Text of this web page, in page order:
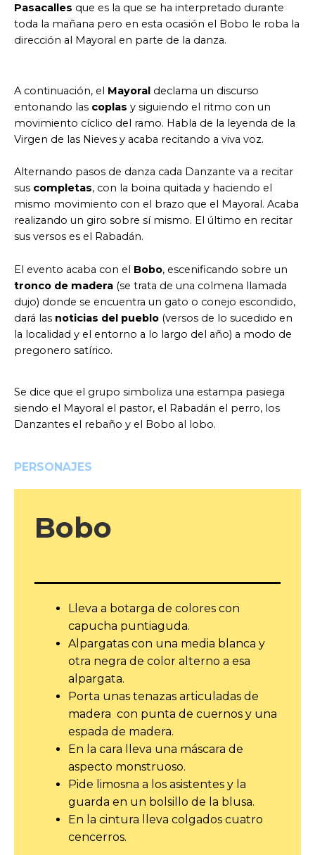
Pasacalles que es la que se ha interpretado durante
toda la mañana pero en esta ocasión el Bobo le roba la
dirección al Mayoral en parte de la danza.
A continuación, el Mayoral declama un discurso
entonando las coplas y siguiendo el ritmo con un
movimiento cíclico del ramo. Habla de la leyenda de la
Virgen de las Nieves y acaba recitando a viva voz.
Alternando pasos de danza cada Danzante va a recitar
sus completas, con la boina quitada y haciendo el
mismo movimiento con el brazo que el Mayoral. Acaba
realizando un giro sobre sí mismo. El último en recitar
sus versos es el Rabadán.
El evento acaba con el Bobo, escenificando sobre un
tronco de madera (se trata de una colmena llamada
dujo) donde se encuentra un gato o conejo escondido,
dará las noticias del pueblo (versos de lo sucedido en
la localidad y el entorno a lo largo del año) a modo de
pregonero satírico.
Se dice que el grupo simboliza una estampa pasiega
siendo el Mayoral el pastor, el Rabadán el perro, los
Danzantes el rebaño y el Bobo al lobo.
PERSONAJES
Bobo
Lleva a botarga de colores con
capucha puntiaguda.
Alpargatas con una media blanca y
otra negra de color alterno a esa
alpargata.
Porta unas tenazas articuladas de
madera con punta de cuernos y una
espada de madera.
En la cara lleva una máscara de
aspecto monstruoso.
Pide limosna a los asistentes y la
guarda en un bolsillo de la blusa.
En la cintura lleva colgados cuatro
cencerros.